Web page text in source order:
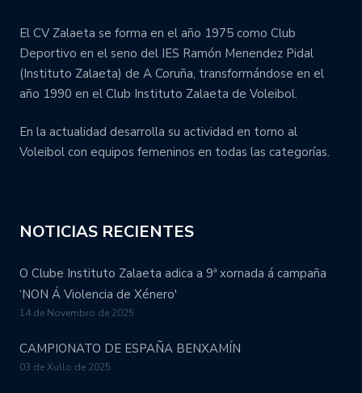
El CV Zalaeta se forma en el año 1975 como Club
Deportivo en el seno del IES Ramón Menendez Pidal
(Instituto Zalaeta) de A Coruña, transformándose en el
año 1990 en el Club Instituto Zalaeta de Voleibol.
En la actualidad desarrolla su actividad en torno al
Voleibol con equipos femeninos en todas las categorías.
NOTICIAS RECIENTES
O Clube Instituto Zalaeta adica a 9ª xornada á campaña
‘NON Á Violencia de Xénero'
14 de Novembro de 2025
CAMPIONATO DE ESPAÑA BENXAMÍN
03 de Xullo de 2025